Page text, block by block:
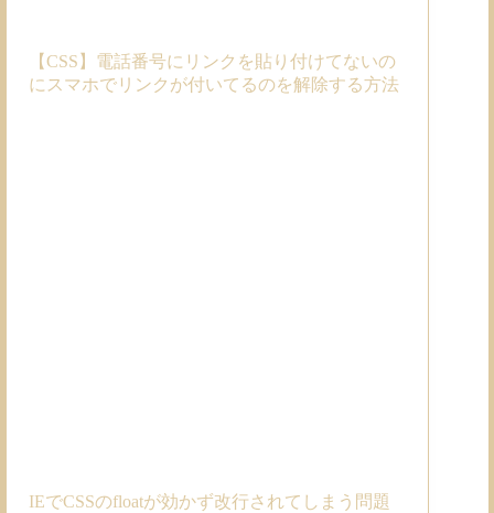
【CSS】電話番号にリンクを貼り付けてないの
にスマホでリンクが付いてるのを解除する方法
IEでCSSのfloatが効かず改行されてしまう問題